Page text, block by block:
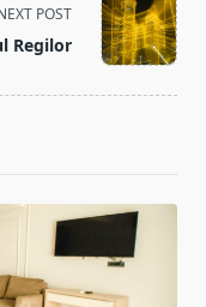
POST
Regilor